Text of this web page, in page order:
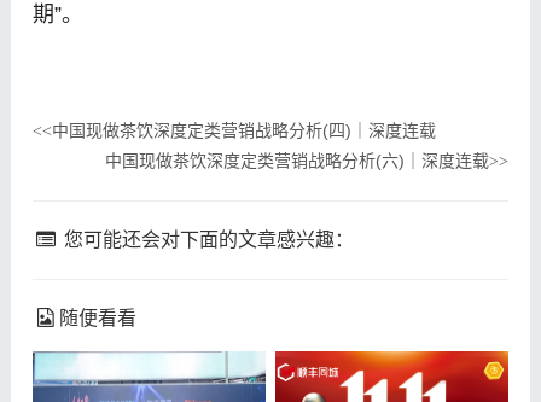
期”。
<<中国现做茶饮深度定类营销战略分析(四)｜深度连载
中国现做茶饮深度定类营销战略分析(六)｜深度连载>>
您可能还会对下面的文章感兴趣：
随便看看